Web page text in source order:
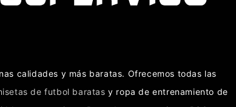
calidades y más baratas. Ofrecemos todas las
de futbol baratas y ropa de entrenamiento de